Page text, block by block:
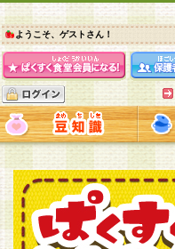
ようこそ、ゲストさん！